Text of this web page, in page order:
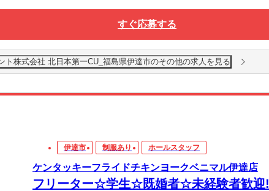
すぐ応募する
ト株式会社 北日本第一CU_福島県伊達市のその他の求人を見る
伊達市 制服あり ホールスタッフ
ケンタッキーフライドチキンヨークベニマル伊達店
フリーター☆学生☆既婚者☆未経験者歓迎!